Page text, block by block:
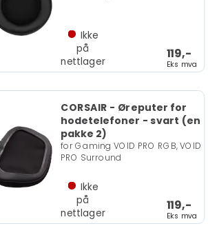
119,-
Eks mva
Ikke
på
nettlager
CORSAIR - Øreputer for
hodetelefoner - svart (en
pakke 2)
for Gaming VOID PRO RGB, VOID
PRO Surround
119,-
Eks mva
Ikke
på
nettlager